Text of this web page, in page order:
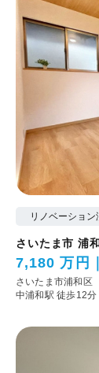
リノベーション
さいたま市 浦
7,180 万円
さいたま市浦和区
中浦和駅 徒歩12分